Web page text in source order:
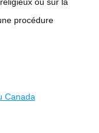
procédure
Canada